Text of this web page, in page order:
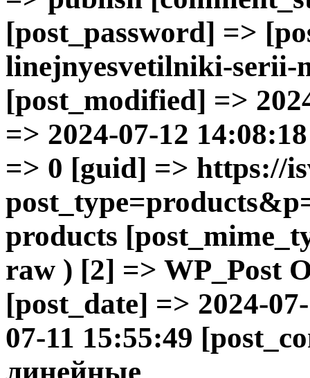
[post_password] =>
linejnyesvetilniki-serii-
[post_modified] =>
=> 2024-07-12
=> 0 [guid] => https://
products
raw ) [2] => WP_Post
[post_date] => 2024-
07-11 15:55:49